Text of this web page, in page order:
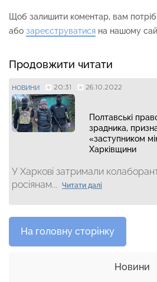
Щоб залишити коментар, вам
або зареєструватися на нашому
Продовжити читати
НОВИНИ 20:31 26.10.2022
Полтавські
зрадника,
«заступником
Харківщини
У Харкові затримали
росіянам...
Читати далі
На головну сторінку
Новини